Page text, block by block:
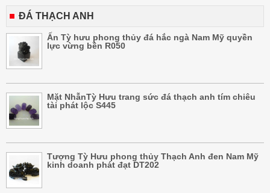
ĐÁ THẠCH ANH
Ấn Tỳ hưu phong thủy đá hắc ngà Nam Mỹ quyền
lực vừng bền R050
Mặt NhẫnTỳ Hưu trang sức đá thạch anh tím chiêu
tài phát lộc S445
Tượng Tỳ Hưu phong thủy Thạch Anh đen Nam Mỹ
kinh doanh phát đạt DT202